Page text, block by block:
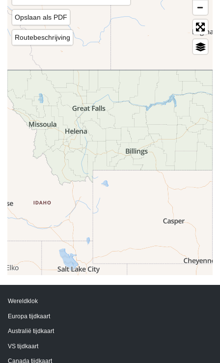
Opslaan als PDF
Routebeschrijving
Wereldklok
Europa tijdkaart
Australië tijdkaart
VS tijdkaart
Canada tijdkaart